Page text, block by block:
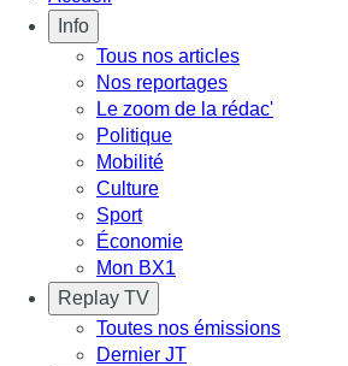
Info
Tous nos articles
Nos reportages
Le zoom de la rédac'
Politique
Mobilité
Culture
Sport
Économie
Mon BX1
Replay TV
Toutes nos émissions
Dernier JT